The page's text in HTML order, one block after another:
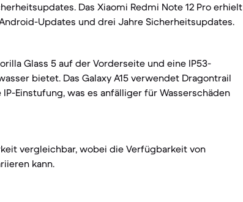
Das Xiaomi Redmi Note 12 Pro erhielt
Updates und drei Jahre Sicherheitsupdates.
Glass 5 auf der Vorderseite und eine IP53-
bietet. Das Galaxy A15 verwendet Dragontrail
Einstufung, was es anfälliger für Wasserschäden
vergleichbar, wobei die Verfügbarkeit von
kann.